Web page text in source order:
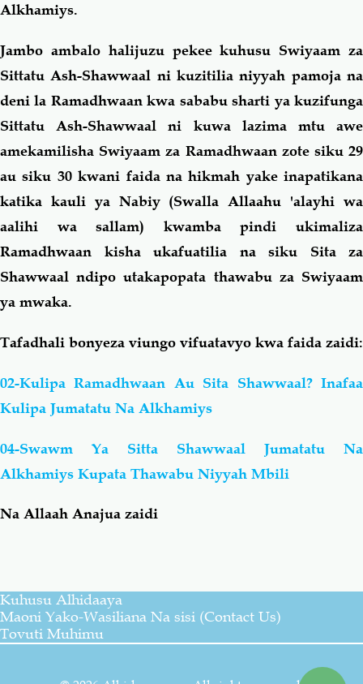
Alkhamiys.
Jambo ambalo halijuzu pekee kuhusu Swiyaam za
Sittatu Ash-Shawwaal ni kuzitilia niyyah pamoja na
deni la Ramadhwaan kwa sababu sharti ya kuzifunga
Sittatu Ash-Shawwaal ni kuwa lazima mtu awe
amekamilisha Swiyaam za Ramadhwaan zote siku 29
au siku 30 kwani faida na hikmah yake inapatikana
katika kauli ya Nabiy (Swalla Allaahu 'alayhi wa
aalihi wa sallam) kwamba pindi ukimaliza
Ramadhwaan kisha ukafuatilia na siku Sita za
Shawwaal ndipo utakapopata thawabu za Swiyaam
ya mwaka.
Tafadhali bonyeza viungo vifuatavyo kwa faida zaidi:
02-Kulipa Ramadhwaan Au Sita Shawwaal? Inafaa
Kulipa Jumatatu Na Alkhamiys
04-Swawm Ya Sitta Shawwaal Jumatatu Na
Alkhamiys Kupata Thawabu Niyyah Mbili
Na Allaah Anajua zaidi
Kuhusu Alhidaaya
Maoni Yako-Wasiliana Na sisi (Contact Us)
Tovuti Muhimu